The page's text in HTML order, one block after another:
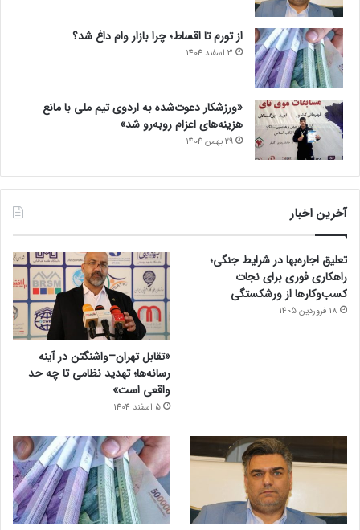
از تورم تا اقساط؛ چرا بازار وام داغ شد؟
3 اسفند 1404
«ورزشکار دعوت‌شده به اردوی تیم ملی با مانع
هزینه‌های اعزام روبه‌رو شد»
29 بهمن 1404
آخرین اخبار
تعلیق اجاره‌بها در شرایط جنگی؛
راهکاری فوری برای نجات
کسب‌وکارها از ورشکستگی
18 فروردین 1405
«تقابل تهران–واشنگتن در آینه
رسانه‌ها؛ تهدید نظامی تا چه حد
واقعی است»
5 اسفند 1404